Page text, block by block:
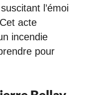
l’émoi
acte
incendie
pour